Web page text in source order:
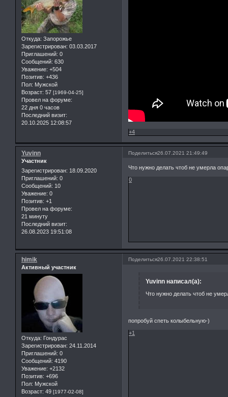
Откуда: Запорожье
Зарегистрирован: 03.03.2017
Приглашений: 0
Сообщений: 630
Уважение: +504
Позитив: +436
Пол: Мужской
Возраст: 57 [1969-04-25]
Провел на форуме:
22 дня 0 часов
Последний визит:
20.10.2025 12:08:57
+4
Поделиться26.07.2021 21:49:49
Yuvinn
Участник
Зарегистрирован: 18.09.2020
Приглашений: 0
Сообщений: 10
Уважение: 0
Позитив: +1
Провел на форуме:
21 минуту
Последний визит:
26.08.2023 19:51:08
Что нужно делать чтоб не умерла
0
Поделиться26.07.2021 22:38:51
himik
Активный участник
Откуда: Гондурас
Зарегистрирован: 24.11.2014
Приглашений: 0
Сообщений: 4190
Уважение: +2132
Позитив: +696
Пол: Мужской
Возраст: 49 [1977-02-08]
Yuvinn написал(а):
Что нужно делать чтоб не
попробуй спеть колыбельную-)
+1